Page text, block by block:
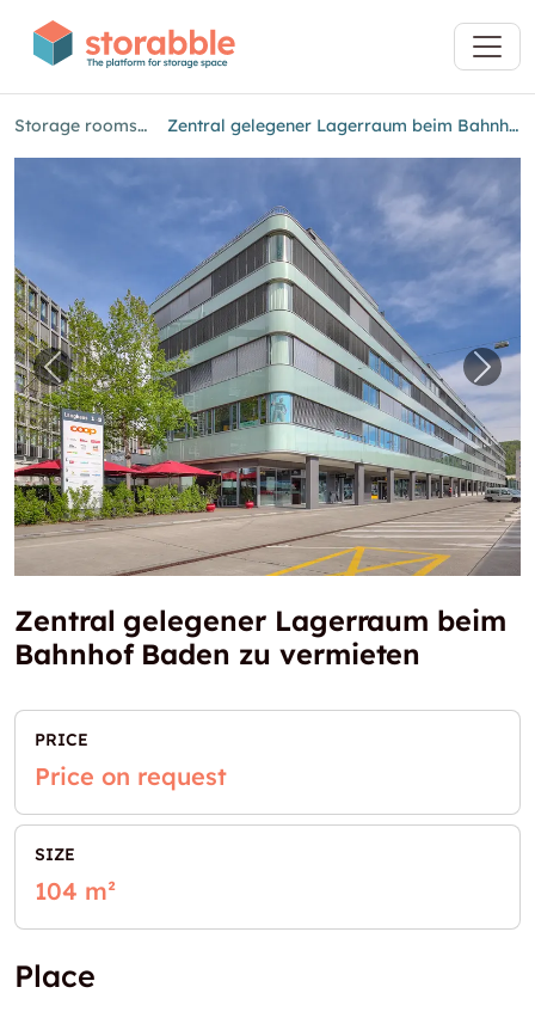
Storage rooms in Baden Zentral gelegener Lagerraum beim Bahnhof Baden zu vermieten
Previous image for "Zentral gelegener
Zentral gelegener Lagerraum beim
Bahnhof Baden zu vermieten
PRICE
Price on request
SIZE
104 m²
Place